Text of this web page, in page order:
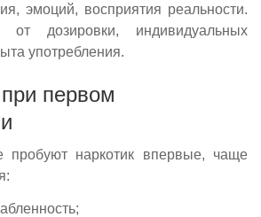
эмоций, восприятия реальности.
от дозировки, индивидуальных
употребления.
первом
пробуют наркотик впервые, чаще